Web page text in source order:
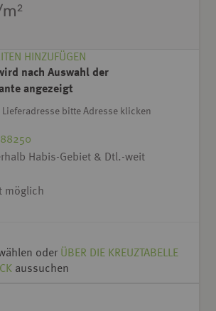
2
HINZUFÜGEN
nach Auswahl der
angezeigt
Lieferadresse bitte Adresse klicken
88250
Habis-Gebiet & Dtl.-weit
möglich
oder ÜBER DIE KREUZTABELLE
aussuchen